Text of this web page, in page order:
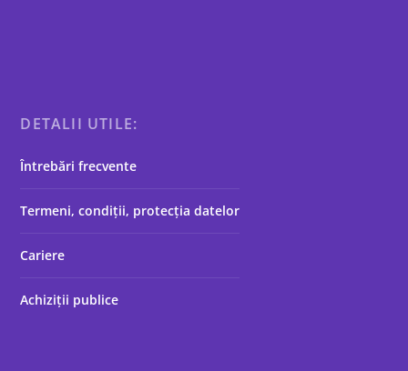
DETALII UTILE:
Întrebări frecvente
Termeni, condiții, protecția datelor
Cariere
Achiziții publice